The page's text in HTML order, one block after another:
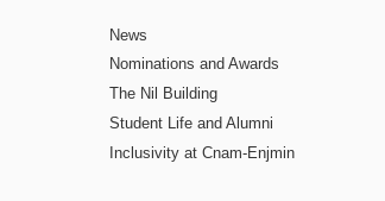
News
Nominations and Awards
The Nil Building
Student Life and Alumni
Inclusivity at Cnam-Enjmin